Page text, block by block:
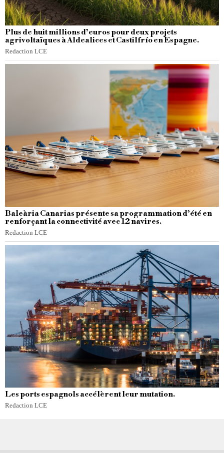
Plus de huit millions d’euros pour deux projets
agrivoltaïques à Aldealices et Castilfrío en Espagne.
Redaction LCE
Baleària Canarias présente sa programmation d’été en
renforçant la connectivité avec 12 navires.
Redaction LCE
Les ports espagnols accélèrent leur mutation.
Redaction LCE